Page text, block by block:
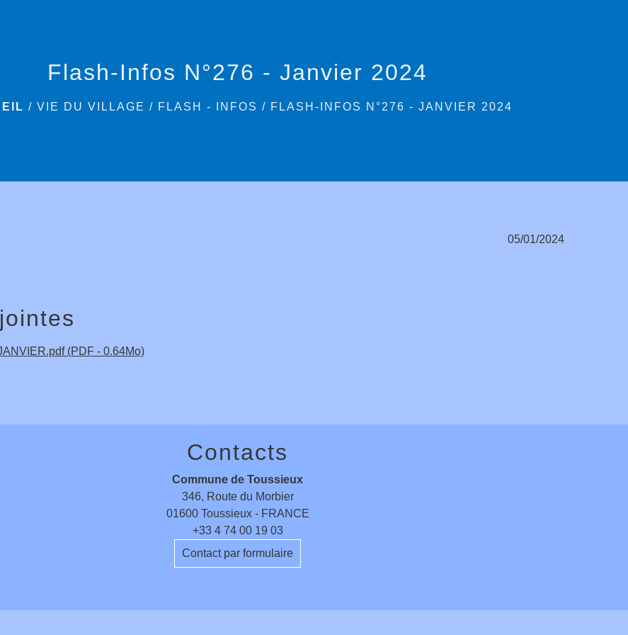
Flash-Infos N°276 - Janvier 2024
/VIE DU VILLAGE / FLASH - INFOS / FLASH-INFOS N°276 - JANVIER 2024
05/01/2024
(PDF - 0.64Mo)
Contacts
Commune de Toussieux
346, Route du Morbier
01600 Toussieux - FRANCE
+33 4 74 00 19 03
Contact par formulaire